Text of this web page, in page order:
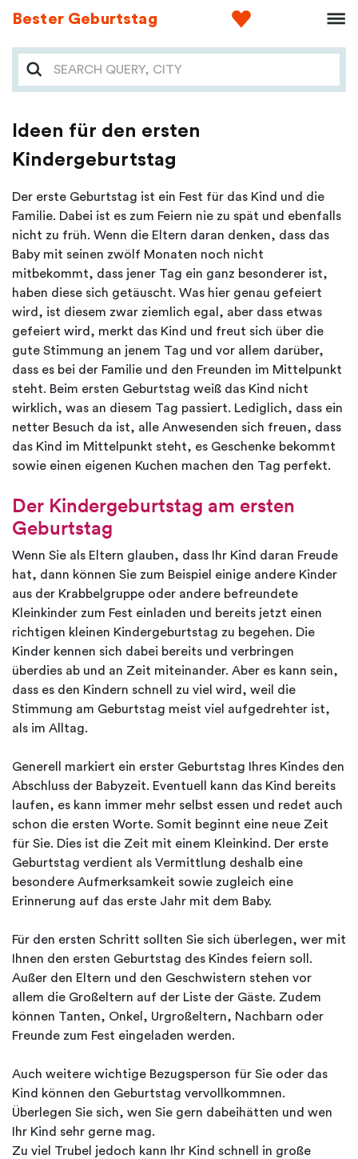
Bester Geburtstag
Ideen für den ersten
Kindergeburtstag
Der erste Geburtstag ist ein Fest für das Kind und die
Familie. Dabei ist es zum Feiern nie zu spät und ebenfalls
nicht zu früh. Wenn die Eltern daran denken, dass das
Baby mit seinen zwölf Monaten noch nicht
mitbekommt, dass jener Tag ein ganz besonderer ist,
haben diese sich getäuscht. Was hier genau gefeiert
wird, ist diesem zwar ziemlich egal, aber dass etwas
gefeiert wird, merkt das Kind und freut sich über die
gute Stimmung an jenem Tag und vor allem darüber,
dass es bei der Familie und den Freunden im Mittelpunkt
steht. Beim ersten Geburtstag weiß das Kind nicht
wirklich, was an diesem Tag passiert. Lediglich, dass ein
netter Besuch da ist, alle Anwesenden sich freuen, dass
das Kind im Mittelpunkt steht, es Geschenke bekommt
sowie einen eigenen Kuchen machen den Tag perfekt.
Der Kindergeburtstag am ersten
Geburtstag
Wenn Sie als Eltern glauben, dass Ihr Kind daran Freude
hat, dann können Sie zum Beispiel einige andere Kinder
aus der Krabbelgruppe oder andere befreundete
Kleinkinder zum Fest einladen und bereits jetzt einen
richtigen kleinen Kindergeburtstag zu begehen. Die
Kinder kennen sich dabei bereits und verbringen
überdies ab und an Zeit miteinander. Aber es kann sein,
dass es den Kindern schnell zu viel wird, weil die
Stimmung am Geburtstag meist viel aufgedrehter ist,
als im Alltag.
Generell markiert ein erster Geburtstag Ihres Kindes den
Abschluss der Babyzeit. Eventuell kann das Kind bereits
laufen, es kann immer mehr selbst essen und redet auch
schon die ersten Worte. Somit beginnt eine neue Zeit
für Sie. Dies ist die Zeit mit einem Kleinkind. Der erste
Geburtstag verdient als Vermittlung deshalb eine
besondere Aufmerksamkeit sowie zugleich eine
Erinnerung auf das erste Jahr mit dem Baby.
Für den ersten Schritt sollten Sie sich überlegen, wer mit
Ihnen den ersten Geburtstag des Kindes feiern soll.
Außer den Eltern und den Geschwistern stehen vor
allem die Großeltern auf der Liste der Gäste. Zudem
können Tanten, Onkel, Urgroßeltern, Nachbarn oder
Freunde zum Fest eingeladen werden.
Auch weitere wichtige Bezugsperson für Sie oder das
Kind können den Geburtstag vervollkommnen.
Überlegen Sie sich, wen Sie gern dabeihätten und wen
Ihr Kind sehr gerne mag.
Zu viel Trubel jedoch kann Ihr Kind schnell in große